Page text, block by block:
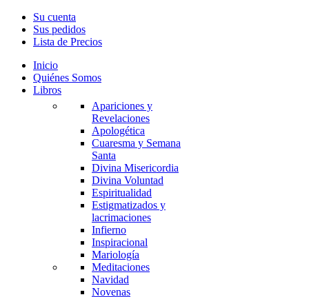
Su cuenta
Sus pedidos
Lista de Precios
Inicio
Quiénes Somos
Libros
Apariciones y
Revelaciones
Apologética
Cuaresma y Semana
Santa
Divina Misericordia
Divina Voluntad
Espiritualidad
Estigmatizados y
lacrimaciones
Infierno
Inspiracional
Mariología
Meditaciones
Navidad
Novenas